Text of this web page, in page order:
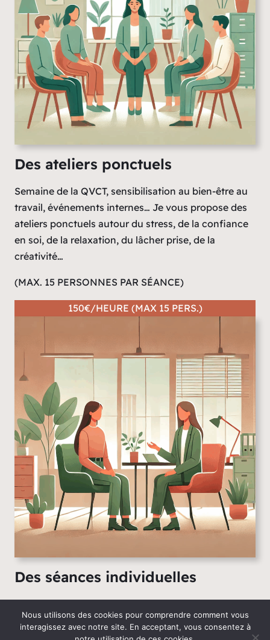
Des ateliers ponctuels
Semaine de la QVCT, sensibilisation au bien-être au
travail, événements internes… Je vous propose des
ateliers ponctuels autour du stress, de la confiance
en soi, de la relaxation, du lâcher prise, de la
créativité…
(MAX. 15 PERSONNES PAR SÉANCE)
150€/HEURE (MAX 15 PERS.)
Des séances individuelles
individuelles de vos collaborateurs, dans vos locaux
ou au sein de mon cabinet.
Nous utilisons des cookies pour comprendre comment vous
interagissez avec notre site. En acceptant, vous consentez à